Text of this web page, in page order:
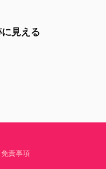
見える
免責事項